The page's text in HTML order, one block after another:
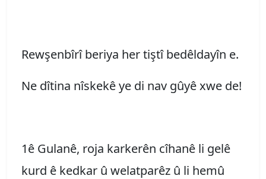
Rewşenbîrî beriya her tiştî bedêldayîn e.
Ne dîtina nîskekê ye di nav gûyê xwe de!
1ê Gulanê, roja karkerên cîhanê li gelê
kurd ê kedkar û welatparêz û li hemû